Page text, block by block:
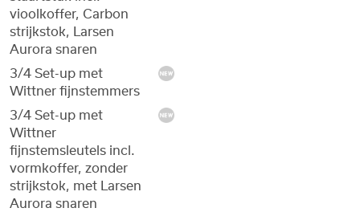
vioolkoffer, Carbon
strijkstok, Larsen
Aurora snaren
3/4 Set-up met
Wittner fijnstemmers
3/4 Set-up met
Wittner
fijnstemsleutels incl.
vormkoffer, zonder
strijkstok, met Larsen
Aurora snaren